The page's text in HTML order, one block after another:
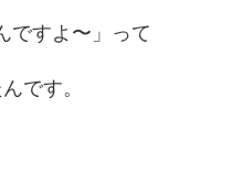
ですよ〜」って
です。